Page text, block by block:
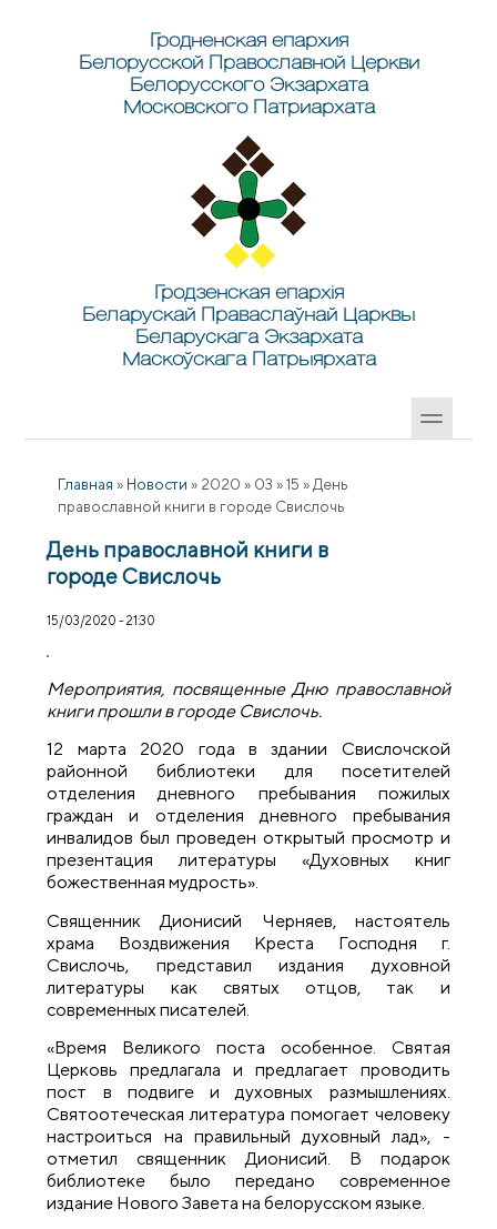
Гродненская епархия
Белорусской Православной Церкви
Белорусского Экзархата
Московского Патриархата
Гродзенская епархія
Беларускай Праваслаўнай Царквы
Беларускага Экзархата
Маскоўскага Патрыярхата
Главная » Новости » 2020 » 03 » 15 » День
православной книги в городе Свислочь
День православной книги в
городе Свислочь
15/03/2020 - 21:30
Мероприятия, посвященные Дню православной
книги прошли в городе Свислочь.
12 марта 2020 года в здании Свислочской
районной библиотеки для посетителей
отделения дневного пребывания пожилых
граждан и отделения дневного пребывания
инвалидов был проведен открытый просмотр и
презентация литературы «Духовных книг
божественная мудрость».
Священник Дионисий Черняев, настоятель
храма Воздвижения Креста Господня г.
Свислочь, представил издания духовной
литературы как святых отцов, так и
современных писателей.
«Время Великого поста особенное. Святая
Церковь предлагала и предлагает проводить
пост в подвиге и духовных размышлениях.
Святоотеческая литература помогает человеку
настроиться на правильный духовный лад», -
отметил священник Дионисий. В подарок
библиотеке было передано современное
издание Нового Завета на белорусском языке.